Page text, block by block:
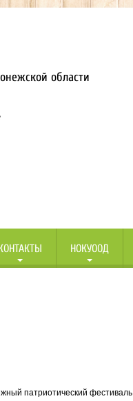
области
НОКУООД
патриотический фестиваль